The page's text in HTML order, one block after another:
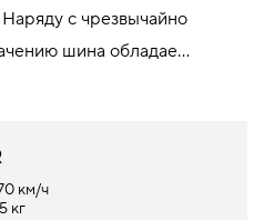
с чрезвычайно
шина обладае...
км/ч
кг